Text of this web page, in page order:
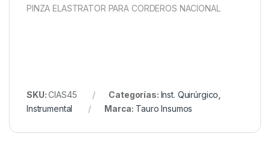
PINZA ELASTRATOR PARA CORDEROS NACIONAL
SKU:CIAS45 Categorías: Inst. Quirúrgico
Instrumental
Marca: Tauro Insumos